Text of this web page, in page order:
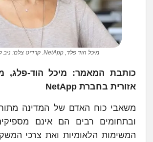
מיכל הוד פלד, NetApp. קרדיט צלם: ניב קנטור
כותבת המאמר: מיכל הוד-פלג,
אזורית בחברת NetApp
משאבי כוח האדם של המדינה
ובתחומים רבים הם אינם
המשימות הלאומיות ואת צרכי